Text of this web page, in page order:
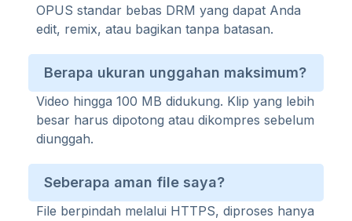
OPUS standar bebas DRM yang dapat Anda
edit, remix, atau bagikan tanpa batasan.
Berapa ukuran unggahan maksimum?
Video hingga 100 MB didukung. Klip yang lebih
besar harus dipotong atau dikompres sebelum
diunggah.
Seberapa aman file saya?
File berpindah melalui HTTPS, diproses hanya